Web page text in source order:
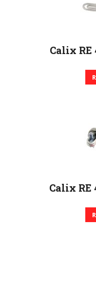
Calix RE
Calix RE